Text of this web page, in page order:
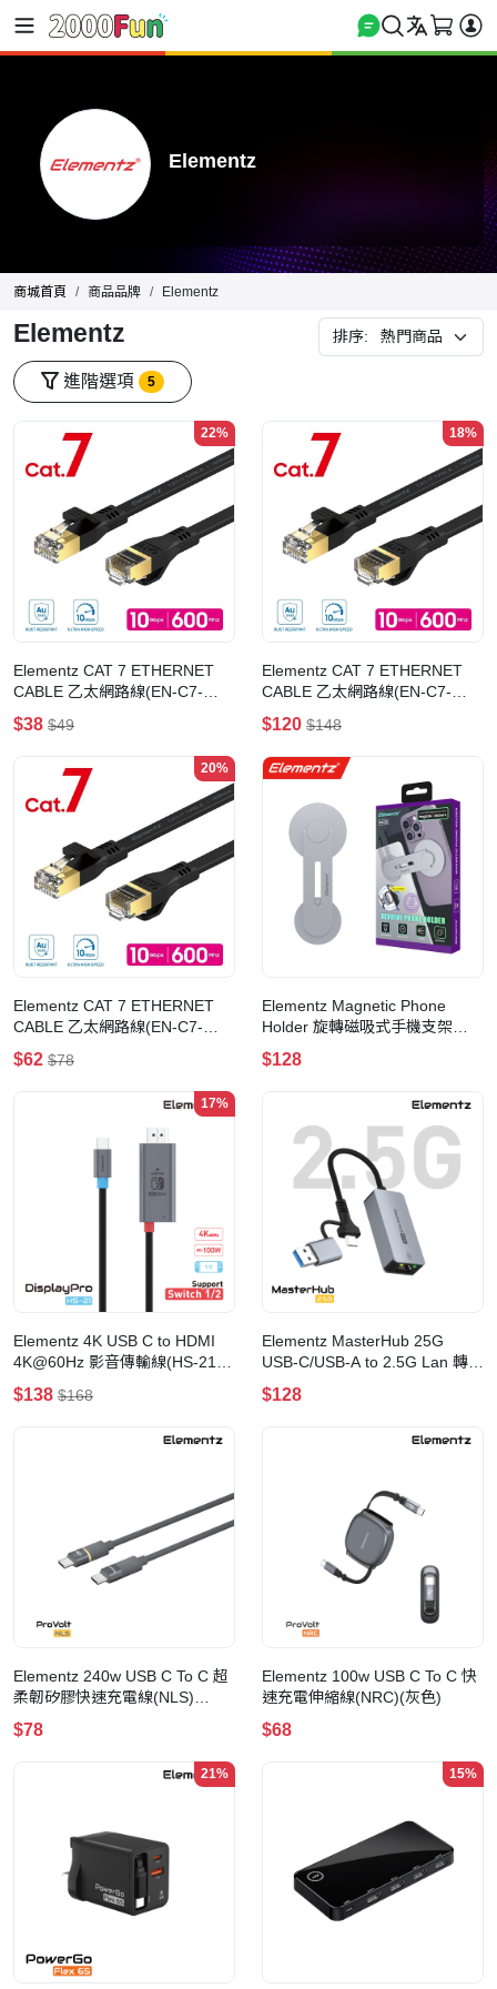
Elementz
商城首頁 商品品牌 Elementz
Elementz 排序:
進階選項 5
22%
Elementz CAT 7 ETHERNET
CABLE 乙太網路線(EN-C7-
02M)(2M-黑色)
$38 $49
18%
Elementz CAT 7 ETHERNET
CABLE 乙太網路線(EN-C7-
15M)(15M-黑色)
$120 $148
20%
Elementz CAT 7 ETHERNET
CABLE 乙太網路線(EN-C7-
05M)(5M-黑色)
$62 $78
Elementz Magnetic Phone
Holder 旋轉磁吸式手機支架
(MS-22)
$128
17%
Elementz 4K USB C to HDMI
4K@60Hz 影音傳輸線(HS-21)
(適用於Switch 1/2)
$138 $168
Elementz MasterHub 25G
USB-C/USB-A to 2.5G Lan 轉換
器(MF-25G)
$128
Elementz 240w USB C To C 超
柔韌矽膠快速充電線(NLS)
(120cm-灰色)
$78
Elementz 100w USB C To C 快
速充電伸縮線(NRC)(灰色)
$68
21% 15%